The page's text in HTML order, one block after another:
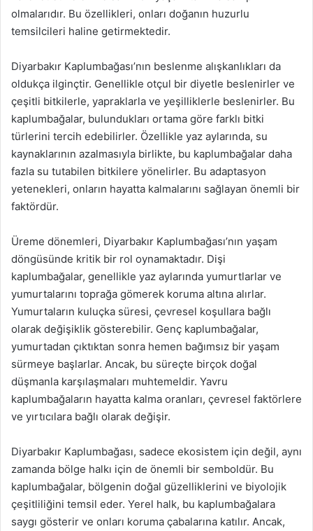
olmalarıdır. Bu özellikleri, onları doğanın huzurlu
temsilcileri haline getirmektedir.
Diyarbakır Kaplumbağası’nın beslenme alışkanlıkları da
oldukça ilginçtir. Genellikle otçul bir diyetle beslenirler ve
çeşitli bitkilerle, yapraklarla ve yeşilliklerle beslenirler. Bu
kaplumbağalar, bulundukları ortama göre farklı bitki
türlerini tercih edebilirler. Özellikle yaz aylarında, su
kaynaklarının azalmasıyla birlikte, bu kaplumbağalar daha
fazla su tutabilen bitkilere yönelirler. Bu adaptasyon
yetenekleri, onların hayatta kalmalarını sağlayan önemli bir
faktördür.
Üreme dönemleri, Diyarbakır Kaplumbağası’nın yaşam
döngüsünde kritik bir rol oynamaktadır. Dişi
kaplumbağalar, genellikle yaz aylarında yumurtlarlar ve
yumurtalarını toprağa gömerek koruma altına alırlar.
Yumurtaların kuluçka süresi, çevresel koşullara bağlı
olarak değişiklik gösterebilir. Genç kaplumbağalar,
yumurtadan çıktıktan sonra hemen bağımsız bir yaşam
sürmeye başlarlar. Ancak, bu süreçte birçok doğal
düşmanla karşılaşmaları muhtemeldir. Yavru
kaplumbağaların hayatta kalma oranları, çevresel faktörlere
ve yırtıcılara bağlı olarak değişir.
Diyarbakır Kaplumbağası, sadece ekosistem için değil, aynı
zamanda bölge halkı için de önemli bir semboldür. Bu
kaplumbağalar, bölgenin doğal güzelliklerini ve biyolojik
çeşitliliğini temsil eder. Yerel halk, bu kaplumbağalara
saygı gösterir ve onları koruma çabalarına katılır. Ancak,